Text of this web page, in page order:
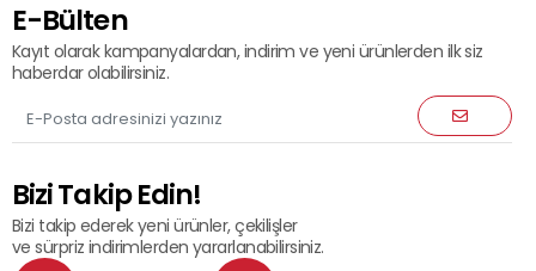
E-Bülten
Kayıt olarak kampanyalardan, indirim ve yeni ürünlerden ilk siz
haberdar olabilirsiniz.
Bizi Takip Edin!
Bizi takip ederek yeni ürünler, çekilişler
ve sürpriz indirimlerden yararlanabilirsiniz.